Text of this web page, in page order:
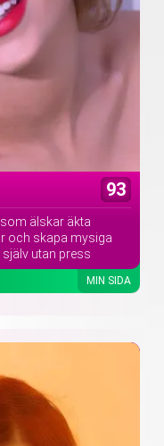
93
älskar äkta
och skapa mysiga
utan press
MIN SIDA